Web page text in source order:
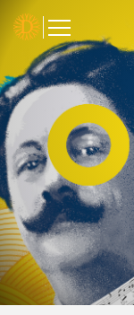
D
Panneau de gestion